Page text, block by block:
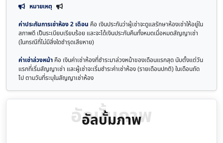
หมายเหตุ
ค่าประกันการเช่าห้อง 2 เดือน คือ เงินประกันว่าผู้เช่าจะดูแลรักษาห้องเช่าให้อยู่ใน
สภาพดี เป็นระเบียบเรียบร้อย และจะได้เงินประกันคืนทั้งหมดเมื่อหมดสัญญาเช่า
(ในกรณีที่ไม่มีสิ่งใดชำรุดเสียหาย)
ค่าเช่าล่วงหน้า คือ เงินค่าเช่าห้องที่ชำระมาล่วงหน้าของเดือนแรกสุด นับตั้งแต่วัน
แรกที่เริ่มสัญญาเช่า และผู้เช่าจะเริ่มชำระค่าเช่าห้อง (รายเดือนปกติ) ในเดือนถัด
ไป ตามวันที่ระบุในสัญญาเช่าห้อง
อัลบั้มภาพ
อัลบั้มภาพ